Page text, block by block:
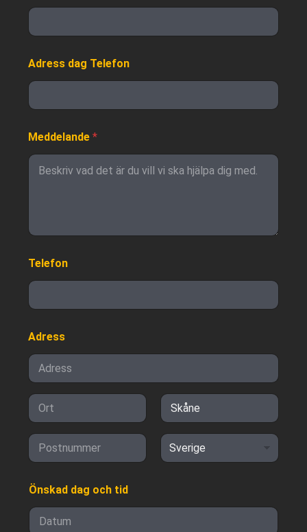
Adress dag Telefon
Meddelande *
Telefon
Adress
ns/region
Önskad dag och tid